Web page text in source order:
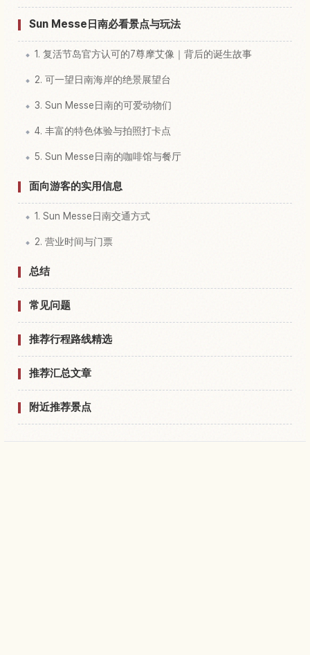
Sun Messe日南必看景点与玩法
1. 复活节岛官方认可的7尊摩艾像｜背后的诞生故事
2. 可一望日南海岸的绝景展望台
3. Sun Messe日南的可爱动物们
4. 丰富的特色体验与拍照打卡点
5. Sun Messe日南的咖啡馆与餐厅
面向游客的实用信息
1. Sun Messe日南交通方式
2. 营业时间与门票
总结
常见问题
推荐行程路线精选
推荐汇总文章
附近推荐景点